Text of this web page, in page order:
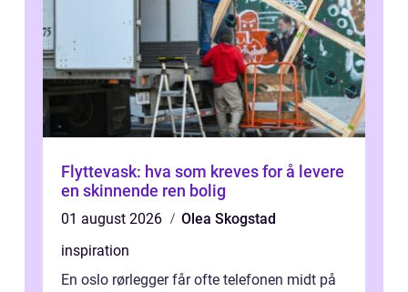
Flyttevask: hva som kreves for å levere
en skinnende ren bolig
01 august 2026
Olea Skogstad
inspiration
En oslo rørlegger får ofte telefonen midt på